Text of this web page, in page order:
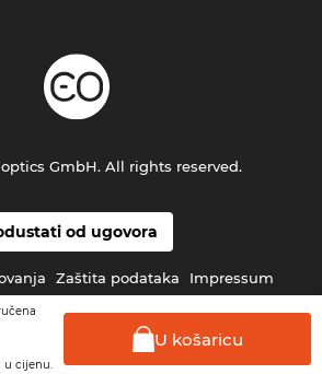
u cijenu.
U košaricu
od ugovora
Zaštita podataka Impressum
GmbH. All rights reserved.